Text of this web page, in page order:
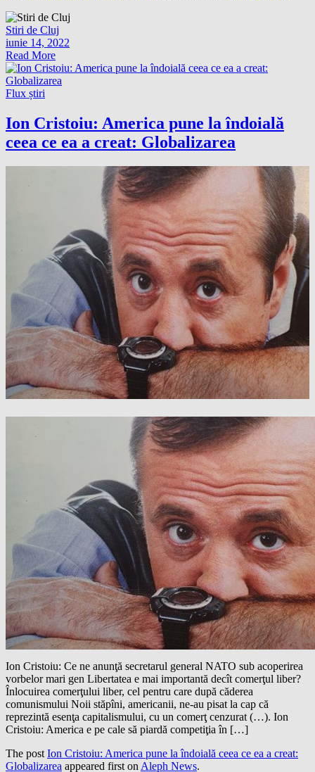
Stiri de Cluj
iunie 14, 2022
Read More
Flux știri
Ion Cristoiu: America pune la îndoială
ceea ce ea a creat: Globalizarea
Ion Cristoiu: Ce ne anunţă secretarul general NATO sub acoperirea
vorbelor mari gen Libertatea e mai importantă decît comerţul liber?
Înlocuirea comerţului liber, cel pentru care după căderea
comunismului Noii stăpîni, americanii, ne-au pisat la cap că
reprezintă esenţa capitalismului, cu un comerţ cenzurat (…). Ion
Cristoiu: America e pe cale să piardă competiţia în […]
The post Ion Cristoiu: America pune la îndoială ceea ce ea a creat:
Globalizarea appeared first on Aleph News.